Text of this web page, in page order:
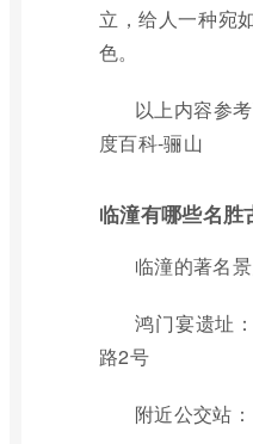
立，给人一种宛
色。
以上内容参
度百科-骊山
临潼有哪些名胜
临潼的著名
鸿门宴遗址
路2号
附近公交站：